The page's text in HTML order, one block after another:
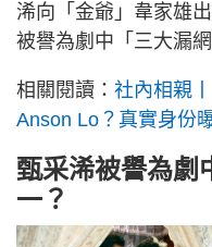
浠向「金爺」韋家雄
被譽為劇中「三大漏
相關閱讀： 社內相親
Anson Lo？真實身份
甄采浠被譽為劇
一？